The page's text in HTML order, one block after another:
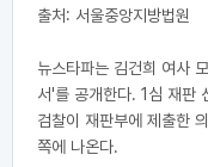
출처: 서울중앙지방법원
뉴스타파는 김건희 여사
서'를 공개한다. 1심 재판
검찰이 재판부에 제출한
쪽에 나온다.